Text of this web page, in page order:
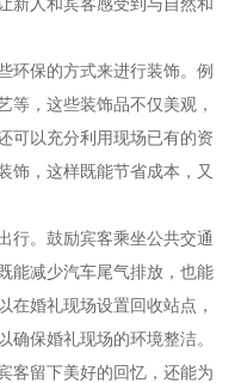
环保的方式来进行装饰。例
等，这些装饰品不仅美观，
可以充分利用现场已有的资
饰，这样既能节省成本，又
行。鼓励宾客乘坐公共交通
能减少汽车尾气排放，也能
在婚礼现场设置回收站点，
保婚礼现场的环境整洁。
客留下美好的回忆，还能为